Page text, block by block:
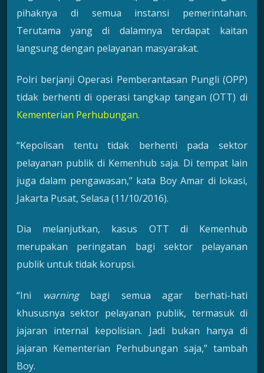
pihaknya di semua instansi pemerintahan.
Terutama yang di dalamnya terdapat kaitan
langsung dengan pelayanan masyarakat.
Polri berjanji Operasi Pemberantasan Pungli (OPP)
tidak berhenti di operasi tangkap tangan (OTT) di
Kementerian Perhubungan.
“Kepolisan tentu tidak berhenti pada sektor
pelayanan publik di Kemenhub saja. Di tempat lain
juga dalam pengawasan,” kata Boy Amar di lokasi,
Jakarta Pusat, Selasa (11/10/2016).
Dia melanjutkan, kasus OTT di Kemenhub
merupakan peringatan bagi sektor pelayanan
publik untuk tidak korupsi.
“Ini warning bagi semua agar berhati-hati
khususnya sektor pelayanan publik, termasuk di
jajaran internal kepolisian. Jadi bukan hanya di
jajaran Kementerian Perhubungan saja,” tambah
Boy.